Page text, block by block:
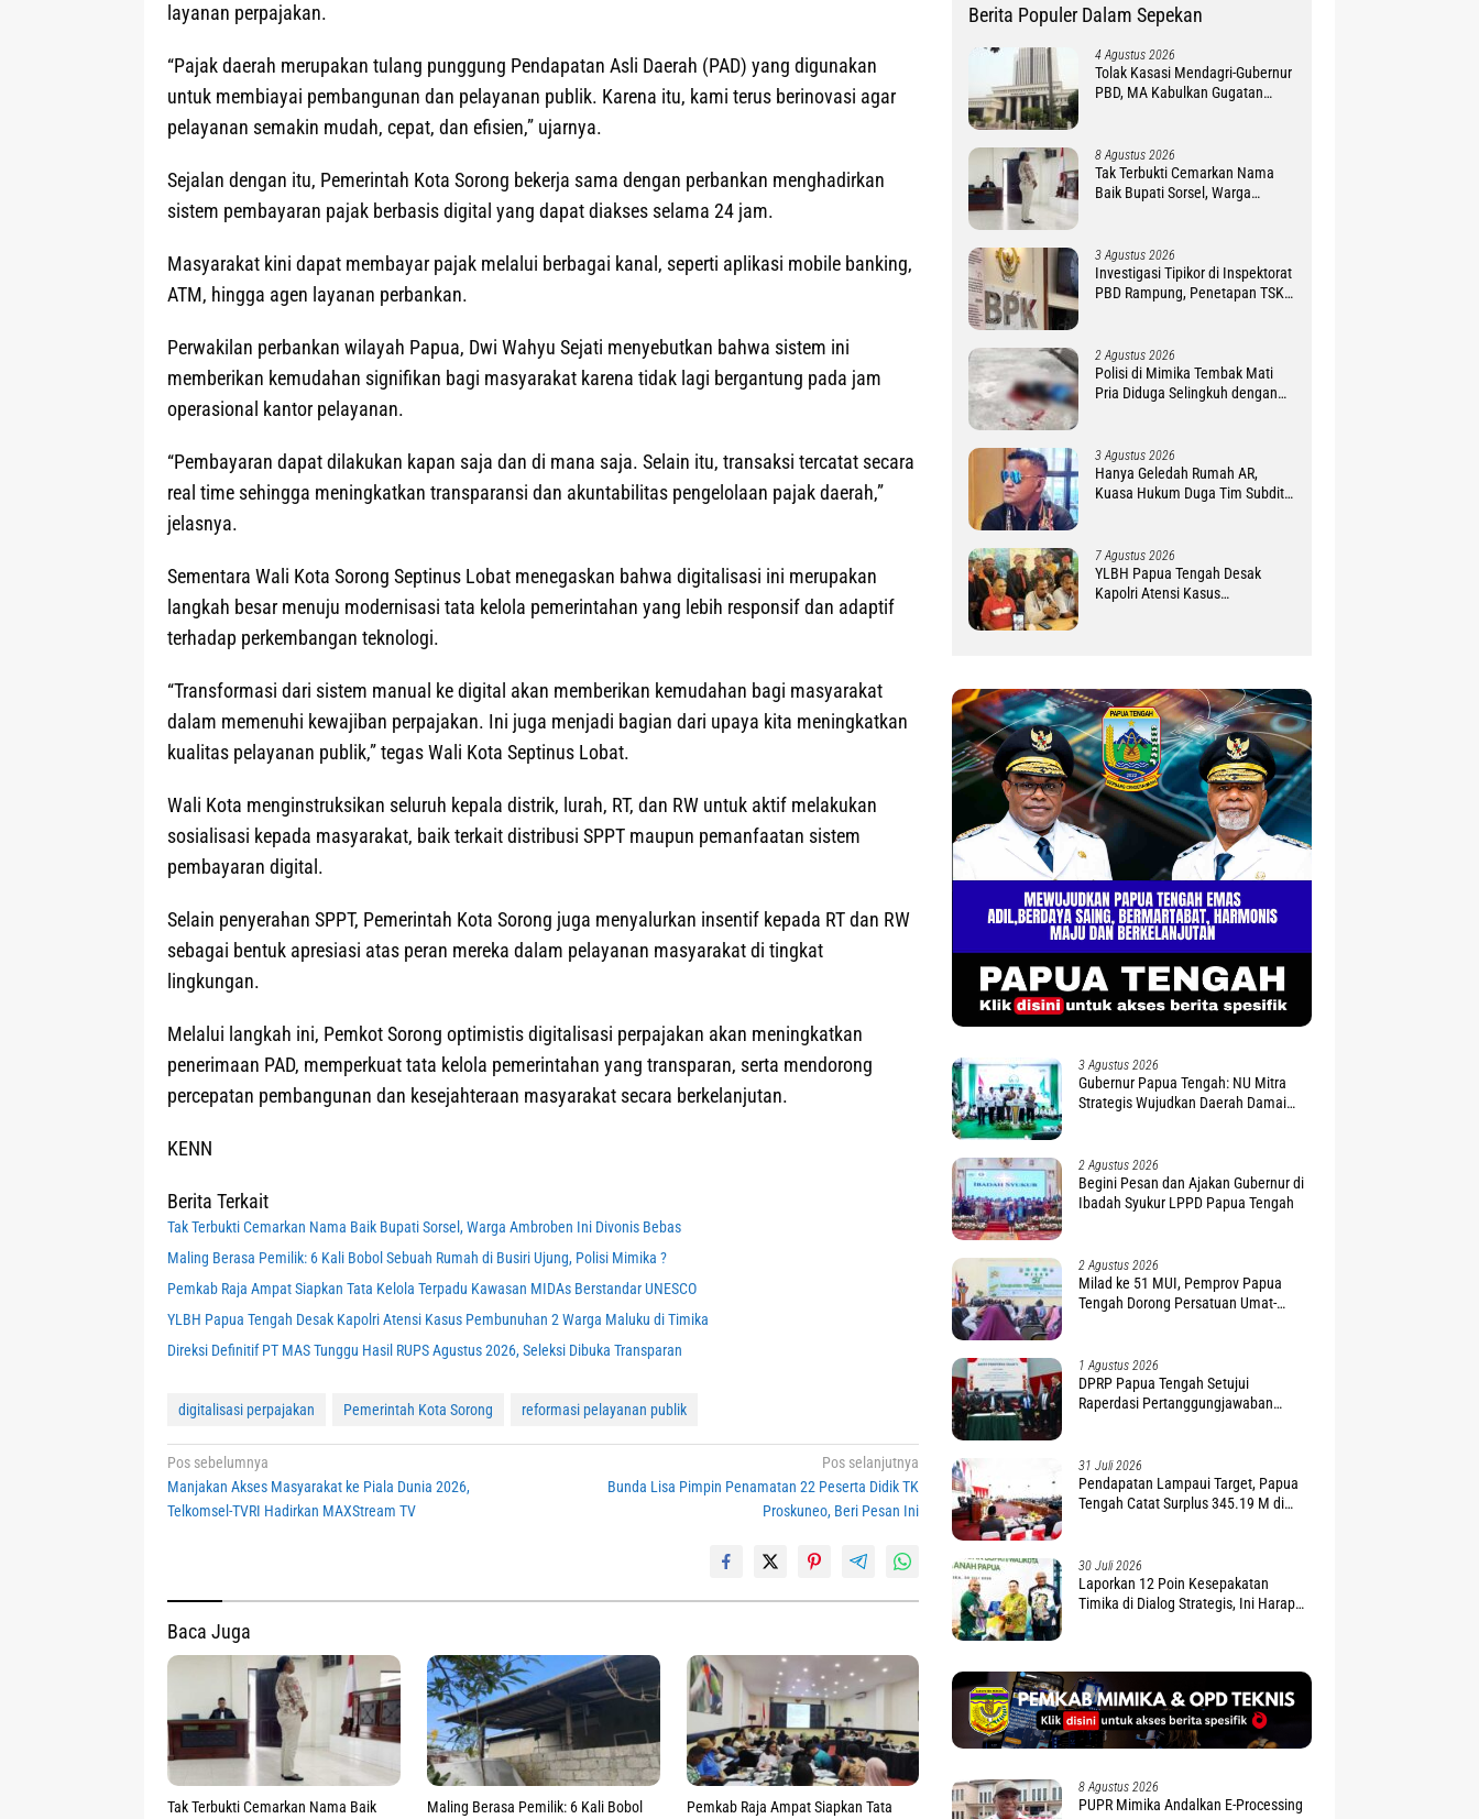
layanan perpajakan.
“Pajak daerah merupakan tulang punggung Pendapatan Asli Daerah (PAD) yang digunakan
untuk membiayai pembangunan dan pelayanan publik. Karena itu, kami terus berinovasi agar
pelayanan semakin mudah, cepat, dan efisien,” ujarnya.
Sejalan dengan itu, Pemerintah Kota Sorong bekerja sama dengan perbankan menghadirkan
sistem pembayaran pajak berbasis digital yang dapat diakses selama 24 jam.
Masyarakat kini dapat membayar pajak melalui berbagai kanal, seperti aplikasi mobile banking,
ATM, hingga agen layanan perbankan.
Perwakilan perbankan wilayah Papua, Dwi Wahyu Sejati menyebutkan bahwa sistem ini
memberikan kemudahan signifikan bagi masyarakat karena tidak lagi bergantung pada jam
operasional kantor pelayanan.
“Pembayaran dapat dilakukan kapan saja dan di mana saja. Selain itu, transaksi tercatat secara
real time sehingga meningkatkan transparansi dan akuntabilitas pengelolaan pajak daerah,”
jelasnya.
Sementara Wali Kota Sorong Septinus Lobat menegaskan bahwa digitalisasi ini merupakan
langkah besar menuju modernisasi tata kelola pemerintahan yang lebih responsif dan adaptif
terhadap perkembangan teknologi.
“Transformasi dari sistem manual ke digital akan memberikan kemudahan bagi masyarakat
dalam memenuhi kewajiban perpajakan. Ini juga menjadi bagian dari upaya kita meningkatkan
kualitas pelayanan publik,” tegas Wali Kota Septinus Lobat.
Wali Kota menginstruksikan seluruh kepala distrik, lurah, RT, dan RW untuk aktif melakukan
sosialisasi kepada masyarakat, baik terkait distribusi SPPT maupun pemanfaatan sistem
pembayaran digital.
Selain penyerahan SPPT, Pemerintah Kota Sorong juga menyalurkan insentif kepada RT dan RW
sebagai bentuk apresiasi atas peran mereka dalam pelayanan masyarakat di tingkat
lingkungan.
Melalui langkah ini, Pemkot Sorong optimistis digitalisasi perpajakan akan meningkatkan
penerimaan PAD, memperkuat tata kelola pemerintahan yang transparan, serta mendorong
percepatan pembangunan dan kesejahteraan masyarakat secara berkelanjutan.
KENN
Berita Terkait
Tak Terbukti Cemarkan Nama Baik Bupati Sorsel, Warga Ambroben Ini Divonis Bebas
Maling Berasa Pemilik: 6 Kali Bobol Sebuah Rumah di Busiri Ujung, Polisi Mimika ?
Pemkab Raja Ampat Siapkan Tata Kelola Terpadu Kawasan MIDAs Berstandar UNESCO
YLBH Papua Tengah Desak Kapolri Atensi Kasus Pembunuhan 2 Warga Maluku di Timika
Direksi Definitif PT MAS Tunggu Hasil RUPS Agustus 2026, Seleksi Dibuka Transparan
digitalisasi perpajakan Pemerintah Kota Sorong reformasi pelayanan publik
Navigasi
pos
Pos sebelumnya
Manjakan Akses Masyarakat ke Piala Dunia 2026,
Telkomsel-TVRI Hadirkan MAXStream TV
Pos selanjutnya
Bunda Lisa Pimpin Penamatan 22 Peserta Didik TK
Proskuneo, Beri Pesan Ini
Baca Juga
Tak Terbukti Cemarkan Nama Baik
Maling Berasa Pemilik: 6 Kali Bobol
Pemkab Raja Ampat Siapkan Tata
Berita Populer Dalam Sepekan
4 Agustus 2026
Tolak Kasasi Mendagri-Gubernur
PBD, MA Kabulkan Gugatan
8 Agustus 2026
Tak Terbukti Cemarkan Nama
Baik Bupati Sorsel, Warga
3 Agustus 2026
Investigasi Tipikor di Inspektorat
PBD Rampung, Penetapan TSK
2 Agustus 2026
Polisi di Mimika Tembak Mati
Pria Diduga Selingkuh dengan
3 Agustus 2026
Hanya Geledah Rumah AR,
Kuasa Hukum Duga Tim Subdit
7 Agustus 2026
YLBH Papua Tengah Desak
Kapolri Atensi Kasus
3 Agustus 2026
Gubernur Papua Tengah: NU Mitra
Strategis Wujudkan Daerah Damai
2 Agustus 2026
Begini Pesan dan Ajakan Gubernur di
Ibadah Syukur LPPD Papua Tengah
2 Agustus 2026
Milad ke 51 MUI, Pemprov Papua
Tengah Dorong Persatuan Umat-
1 Agustus 2026
DPRP Papua Tengah Setujui
Raperdasi Pertanggungjawaban
31 Juli 2026
Pendapatan Lampaui Target, Papua
Tengah Catat Surplus 345.19 M di
30 Juli 2026
Laporkan 12 Poin Kesepakatan
Timika di Dialog Strategis, Ini Harapan
8 Agustus 2026
PUPR Mimika Andalkan E-Processing